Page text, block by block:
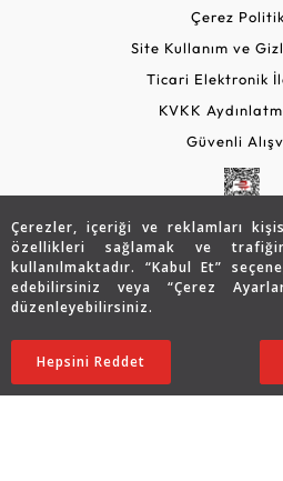
Çerezler, içeriği ve reklamları
özellikleri sağlamak ve
kullanılmaktadır. “Kabul Et”
edebilirsiniz veya “Çerez
düzenleyebilirsiniz.
Hepsini Reddet
Çerez
Site Kullanım ve
Ticari Elektronik
KVKK
Güvenli
Copyright © 2026 Assos